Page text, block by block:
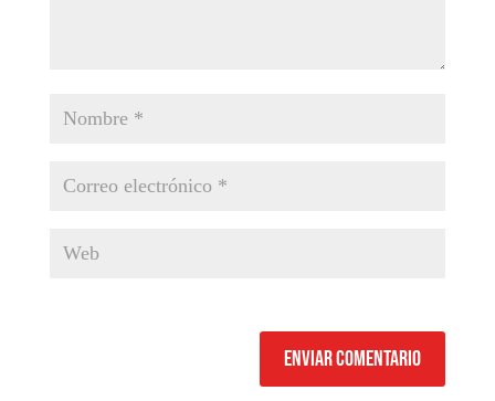
Enviar comentario